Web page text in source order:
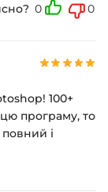
0 0
100+
програму, то
і